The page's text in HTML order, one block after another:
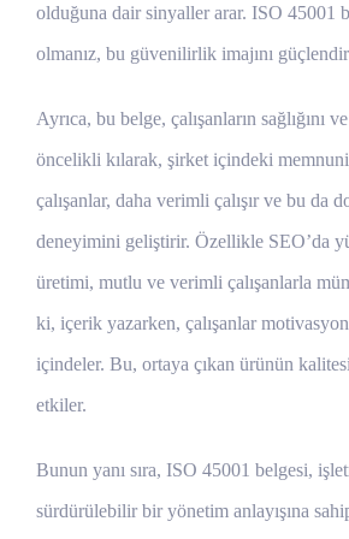
olduğuna dair sinyaller arar. ISO 45001
olmanız, bu güvenilirlik imajını
Ayrıca, bu belge, çalışanların sağlığını
öncelikli kılarak, şirket içindeki
çalışanlar, daha verimli çalışır ve bu da
deneyimini geliştirir. Özellikle SEO’da
üretimi, mutlu ve verimli çalışanlarla
ki, içerik yazarken, çalışanlar
içindeler. Bu, ortaya çıkan ürünün
etkiler.
Bunun yanı sıra, ISO 45001 belgesi,
sürdürülebilir bir yönetim anlayışına